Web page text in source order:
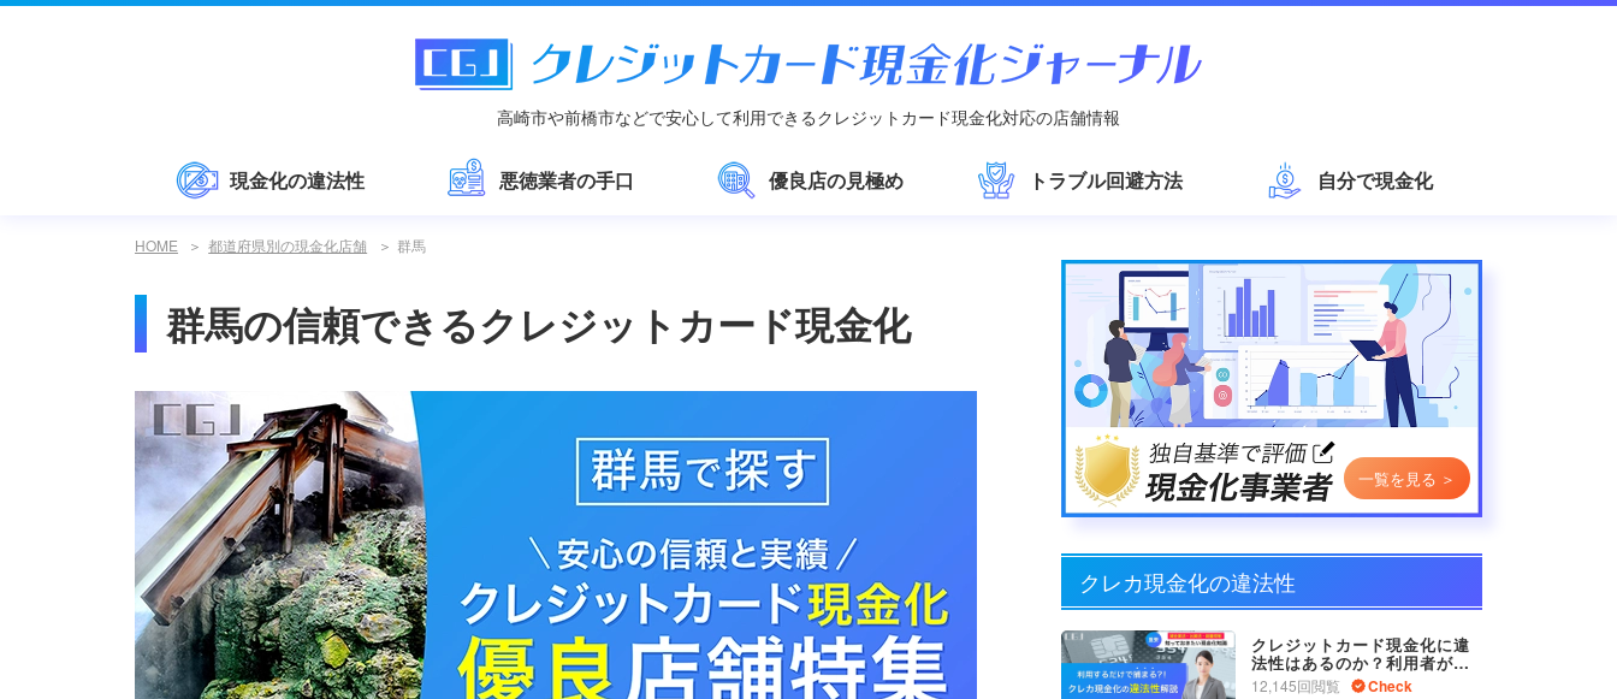
高崎市や前橋市などで安心して利用できるクレジットカード現金化対応の店舗情報
現金化の違法性 悪徳業者の手口 優良店の見極め トラブル回避方法 自分で現金化
HOME 都道府県別の現金化店舗 群馬
群馬の信頼できるクレジットカード現金化
一覧を見る
クレカ現金化の違法性
クレジットカード現金化に違
法性はあるのか？利用者が罪
に問われる可能性について
12,145回閲覧 Check